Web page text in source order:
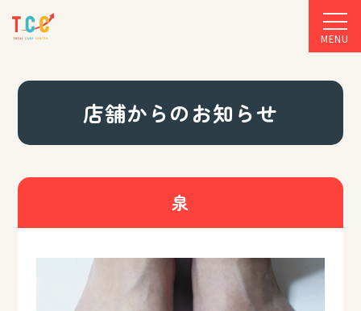
MENU
店舗からのお知らせ
泉